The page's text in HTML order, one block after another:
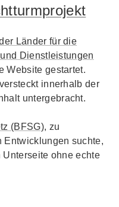
Länder für die
Dienstleistungen
Website gestartet.
innerhalb der
untergebracht.
(BFSG), zu
Entwicklungen suchte,
Unterseite ohne echte